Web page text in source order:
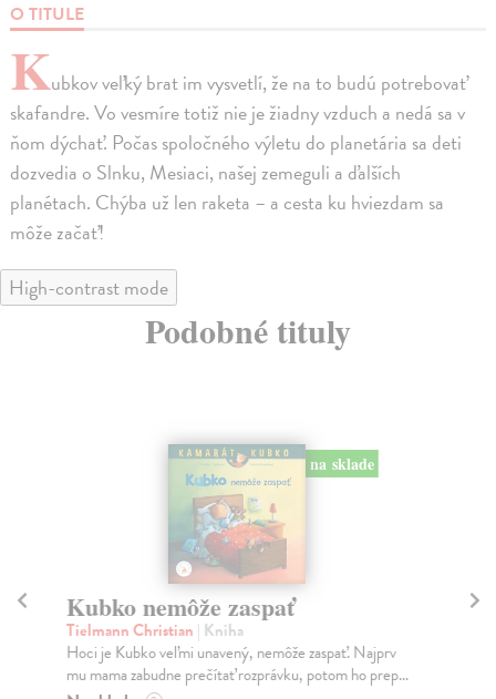
O TITULE
Kubkov veľký brat im vysvetlí, že na to budú potrebovať
skafandre. Vo vesmíre totiž nie je žiadny vzduch a nedá sa v
ňom dýchať. Počas spoločného výletu do planetária sa deti
dozvedia o Slnku, Mesiaci, našej zemeguli a ďalších
planétach. Chýba už len raketa – a cesta ku hviezdam sa
môže začať!
High-contrast mode
Podobné tituly
na sklade
Kubko nemôže zaspať
Tielmann Christian | Kniha
Hoci je Kubko veľmi unavený, nemôže zaspať. Najprv
mu mama zabudne prečítať rozprávku, potom ho prep...